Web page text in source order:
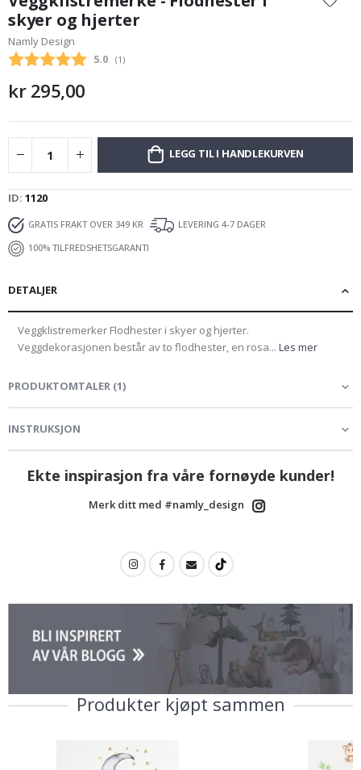
begynnelsen
av
bildegalleri
skyer og hjerter
Namly Design
Gjennomsnittskarakter:
5.0 (stemmer:
1 )
kr 295,00
LEGG TIL I HANDLEKURVEN
ID 1120
GRATIS FRAKT OVER 349 KR
LEVERING 4-7 DAGER
100% TILFREDSHETSGARANTI
DETALJER
Veggklistremerker Flodhester i skyer og hjerter.
Veggdekorasjonen består av to flodhester, en rosa... Les mer
PRODUKTOMTALER (1)
INSTRUKSJON
Ekte inspirasjon fra våre fornøyde kunder!
Merk ditt med #namly_design
Produkter kjøpt sammen